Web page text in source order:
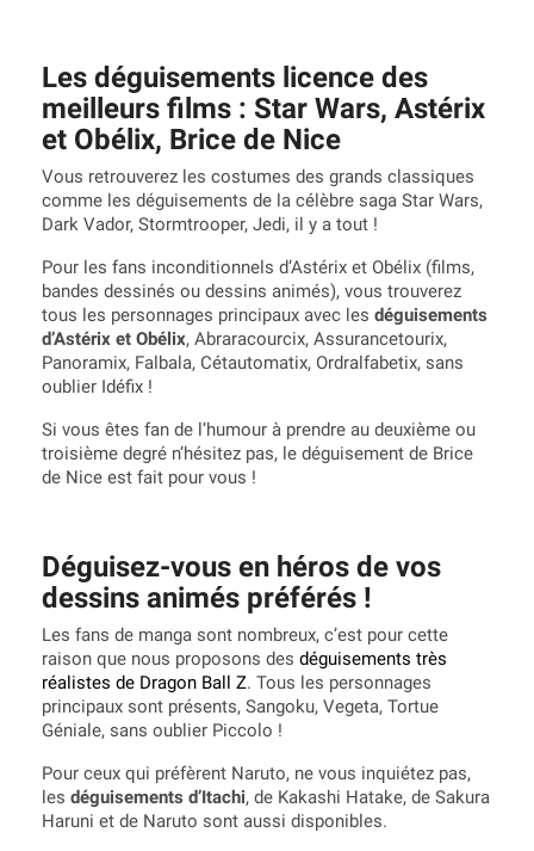
Les déguisements licence des
meilleurs films : Star Wars, Astérix
et Obélix, Brice de Nice
Vous retrouverez les costumes des grands classiques
comme les déguisements de la célèbre saga Star Wars,
Dark Vador, Stormtrooper, Jedi, il y a tout !
Pour les fans inconditionnels d’Astérix et Obélix (films,
bandes dessinés ou dessins animés), vous trouverez
tous les personnages principaux avec les déguisements
d’Astérix et Obélix, Abraracourcix, Assurancetourix,
Panoramix, Falbala, Cétautomatix, Ordralfabetix, sans
oublier Idéfix !
Si vous êtes fan de l’humour à prendre au deuxième ou
troisième degré n’hésitez pas, le déguisement de Brice
de Nice est fait pour vous !
Déguisez-vous en héros de vos
dessins animés préférés !
Les fans de manga sont nombreux, c’est pour cette
raison que nous proposons des déguisements très
réalistes de Dragon Ball Z. Tous les personnages
principaux sont présents, Sangoku, Vegeta, Tortue
Géniale, sans oublier Piccolo !
Pour ceux qui préfèrent Naruto, ne vous inquiétez pas,
les déguisements d’Itachi, de Kakashi Hatake, de Sakura
Haruni et de Naruto sont aussi disponibles.